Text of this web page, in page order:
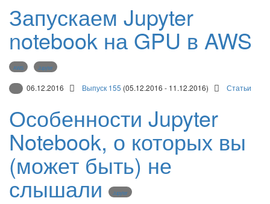
Запускаем Jupyter
notebook на GPU в AWS
AWS Jupyter
06.12.2016 Выпуск 155 (05.12.2016 - 11.12.2016) Статьи
Особенности Jupyter
Notebook, о которых вы
(может быть) не
слышали Jupyter